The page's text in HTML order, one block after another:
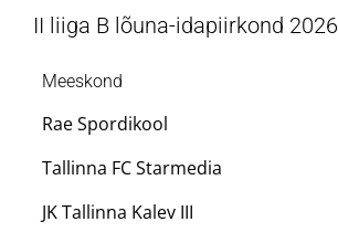
II liiga B lõuna-idapiirkond 2026
Meeskond
Rae Spordikool
Tallinna FC Starmedia
JK Tallinna Kalev III